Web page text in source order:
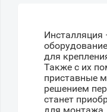
Инсталляция
для
Также с их
приставные
решением
станет